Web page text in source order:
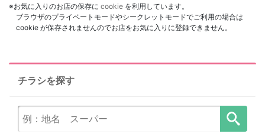
※お気に入りのお店の保存に cookie を利用しています。
ブラウザのプライベートモードやシークレットモードでご利用の場合は
cookie が保存されませんのでお店をお気に入りに登録できません。
チラシを探す